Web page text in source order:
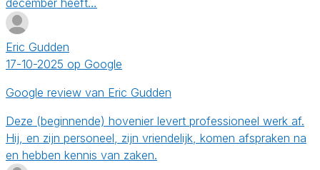
Eric Gudden
17-10-2025 op Google
Google review van Eric Gudden
Deze (beginnende) hovenier levert professioneel werk af.
Hij, en zijn personeel, zijn vriendelijk, komen afspraken na
en hebben kennis van zaken.